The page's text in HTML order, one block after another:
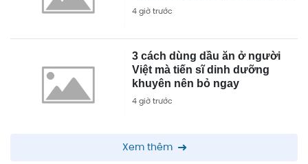
huyết
4 giờ trước
3 cách dùng dầu ăn ở người
Việt mà tiến sĩ dinh dưỡng
khuyên nên bỏ ngay
4 giờ trước
Xem thêm